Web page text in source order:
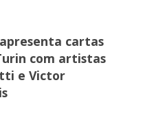
cartas
com artistas
e Victor